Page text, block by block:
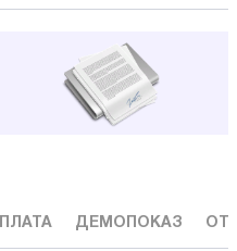
ДЕМОПОКАЗ